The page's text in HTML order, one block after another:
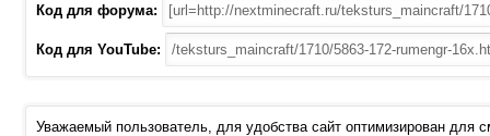
Код для форума:
Код для YouTube:
Уважаемый пользователь, для удобства сайт оптимизирован для